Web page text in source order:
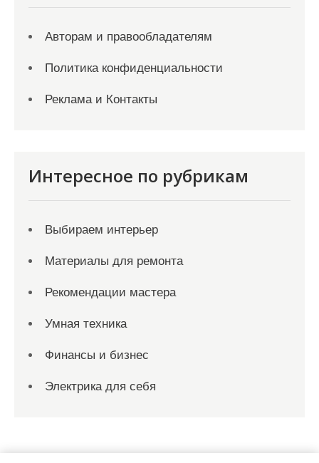
Авторам и правообладателям
Политика конфиденциальности
Реклама и Контакты
Интересное по рубрикам
Выбираем интерьер
Материалы для ремонта
Рекомендации мастера
Умная техника
Финансы и бизнес
Электрика для себя